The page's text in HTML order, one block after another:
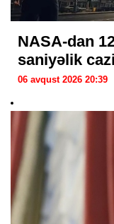
NASA-dan
saniyəlik
06 avqust 2026 20:39